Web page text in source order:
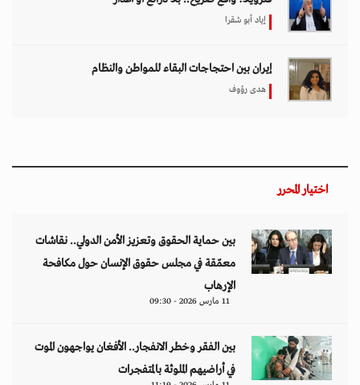
إياد أبو شقرا
إيران بين احتجاجات البقاء للمواطن والنظام
هدى رؤوف
اختيار المحرر
بين حماية الحقوق وتعزيز الأمن الدولي.. نقاشات
معمّقة في مجلس حقوق الإنسان حول مكافحة
الإرهاب
11 مارس 2026 - 09:30
بين الفقر وخطر الانفجار.. الأفغان يواجهون الموت
في أراضيهم الملوثة بالمتفجرات